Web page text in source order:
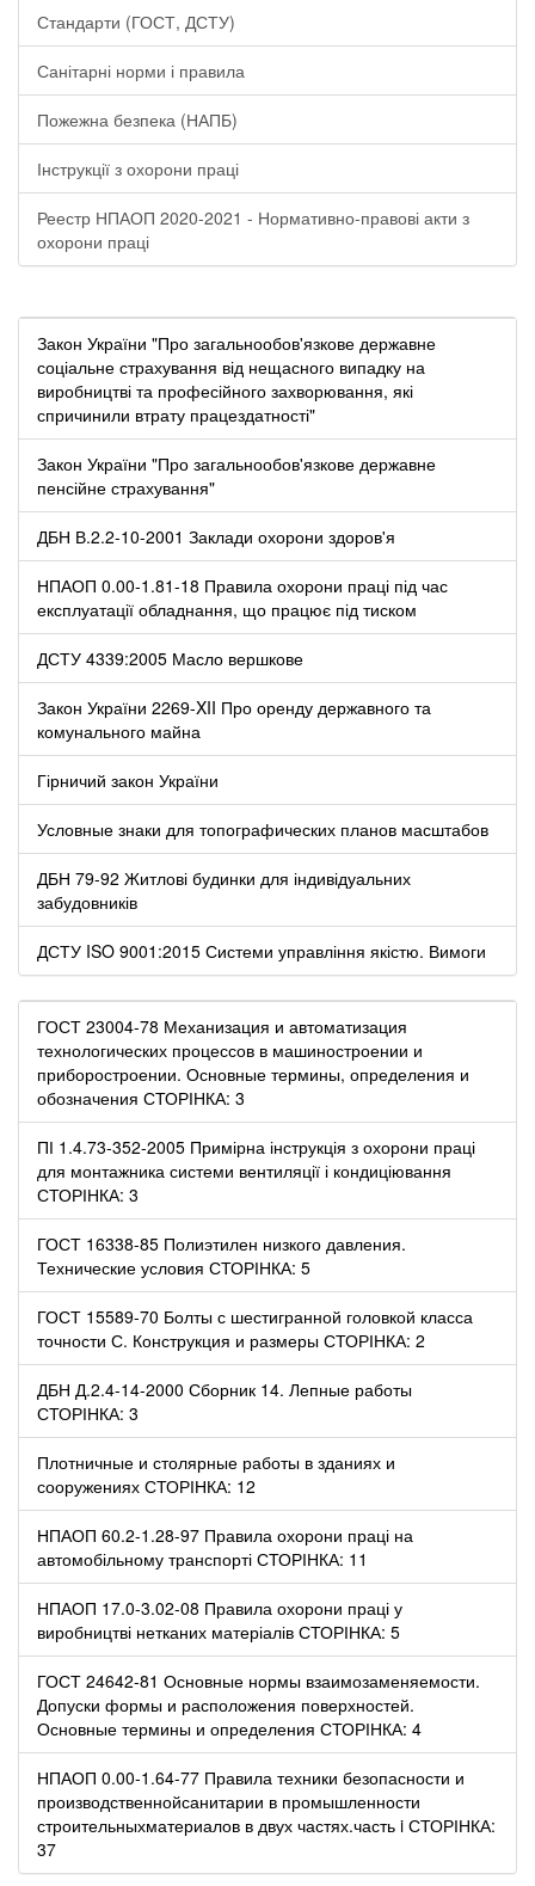
Стандарти (ГОСТ, ДСТУ)
Санітарні норми і правила
Пожежна безпека (НАПБ)
Інструкції з охорони праці
Реестр НПАОП 2020-2021 - Нормативно-правові акти з
охорони праці
Закон України "Про загальнообов'язкове державне
соціальне страхування від нещасного випадку на
виробництві та професійного захворювання, які
спричинили втрату працездатності"
Закон України "Про загальнообов'язкове державне
пенсійне страхування"
ДБН В.2.2-10-2001 Заклади охорони здоров'я
НПАОП 0.00-1.81-18 Правила охорони праці під час
експлуатації обладнання, що працює під тиском
ДСТУ 4339:2005 Масло вершкове
Закон України 2269-XII Про оренду державного та
комунального майна
Гірничий закон України
Условные знаки для топографических планов масштабов
ДБН 79-92 Житлові будинки для індивідуальних
забудовників
ДСТУ ISO 9001:2015 Системи управління якістю. Вимоги
ГОСТ 23004-78 Механизация и автоматизация
технологических процессов в машиностроении и
приборостроении. Основные термины, определения и
обозначения СТОРІНКА: 3
ПІ 1.4.73-352-2005 Примірна інструкція з охорони праці
для монтажника системи вентиляції і кондиціювання
СТОРІНКА: 3
ГОСТ 16338-85 Полиэтилен низкого давления.
Технические условия СТОРІНКА: 5
ГОСТ 15589-70 Болты с шестигранной головкой класса
точности С. Конструкция и размеры СТОРІНКА: 2
ДБН Д.2.4-14-2000 Сборник 14. Лепные работы
СТОРІНКА: 3
Плотничные и столярные работы в зданиях и
сооружениях СТОРІНКА: 12
НПАОП 60.2-1.28-97 Правила охорони праці на
автомобільному транспорті СТОРІНКА: 11
НПАОП 17.0-3.02-08 Правила охорони праці у
виробництві нетканих матеріалів СТОРІНКА: 5
ГОСТ 24642-81 Основные нормы взаимозаменяемости.
Допуски формы и расположения поверхностей.
Основные термины и определения СТОРІНКА: 4
НПАОП 0.00-1.64-77 Правила техники безопасности и
производственнойсанитарии в промышленности
строительныхматериалов в двух частях.часть i СТОРІНКА:
37